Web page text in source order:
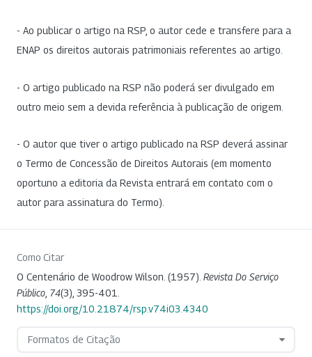
- Ao publicar o artigo na RSP, o autor cede e transfere para a
ENAP os direitos autorais patrimoniais referentes ao artigo.
- O artigo publicado na RSP não poderá ser divulgado em
outro meio sem a devida referência à publicação de origem.
- O autor que tiver o artigo publicado na RSP deverá assinar
o Termo de Concessão de Direitos Autorais (em momento
oportuno a editoria da Revista entrará em contato com o
autor para assinatura do Termo).
Como Citar
O Centenário de Woodrow Wilson. (1957). Revista Do Serviço
Público 74(3), 395-401.
https://doi.org/10.21874/rsp.v74i03.4340
Formatos de Citação